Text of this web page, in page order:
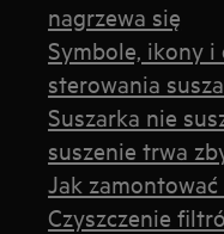
nagrzewa się
Symbole, ikony i
sterowania
Suszarka nie
suszenie trwa
Jak
Czyszczenie